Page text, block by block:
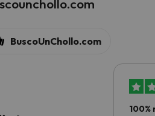
BuscoUnChollo.com